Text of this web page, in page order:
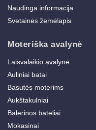
Naudinga informacija
Svetainės žemėlapis
Moteriška avalynė
Laisvalaikio avalynė
Auliniai batai
Basutės moterims
Aukštakulniai
Balerinos bateliai
Mokasinai